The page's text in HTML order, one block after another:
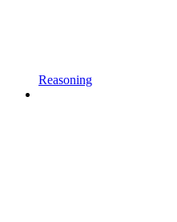
Reasoning